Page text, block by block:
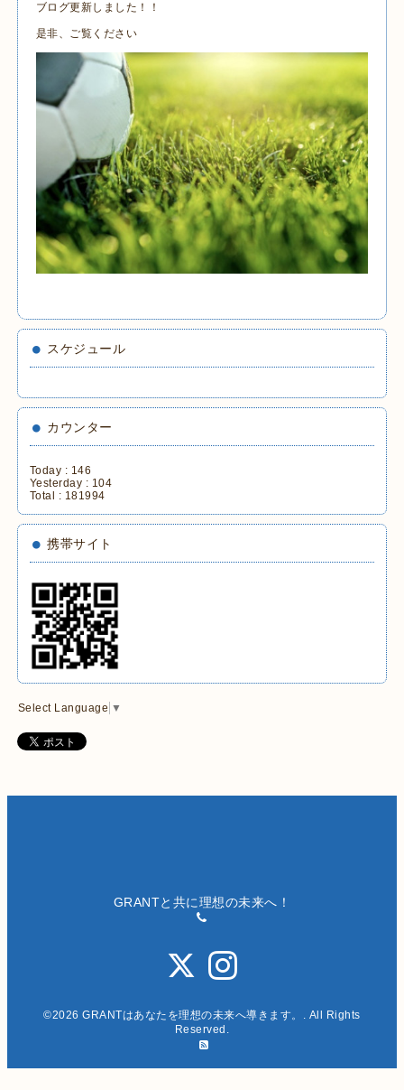
ブログ更新しました！！
是非、ご覧ください
スケジュール
カウンター
Today : 146
Yesterday : 104
Total : 181994
携帯サイト
Select Language ▼
GRANTと共に理想の未来へ！
©2026GRANTはあなたを理想の未来へ導きます。 . All Rights
Reserved.